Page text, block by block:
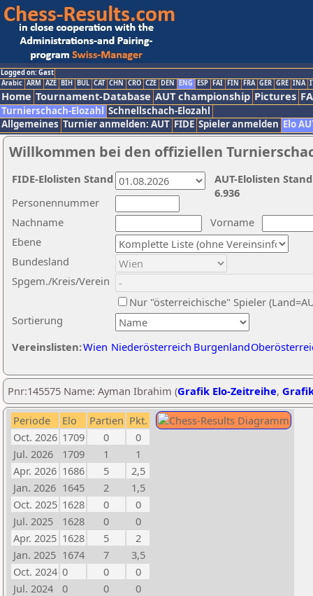
Logged on: Gast
Arabic ARM AZE BIH BUL CAT CHN CRO CZE DEN ENG ESP FAI FIN FRA GER GRE INA
Home Tournament-Database AUT championship Pictures
Turnierschach-Elozahl Schnellschach-Elozahl
Allgemeines Turnier anmelden: AUT FIDE Spieler anmelden Elo
Willkommen bei den offiziellen
Nachname
Vorname
Ebene
Sortierung
Personennummer
Bundesland
Spgem./Kreis/Verein
Nur "österreichische" Spieler
Vereinslisten:Wien Niederösterreich Burgenland
AUT-Elolisten
6.936
FIDE-Elolisten Stand
Pnr:145575 Name: Ayman Ibrahim (Grafik Elo-Zeitreihe,
Periode Elo Partien Pkt.
Oct. 2026 1709 0
0
Jul. 2026
1709 1
1
Apr. 2026 1686 5
2,5
Jan. 2026 1645 2
1,5
Oct. 2025 1628 0
0
Jul. 2025
1628 0
0
Apr. 2025 1628 5
2
Jan. 2025 1674 7
3,5
Oct. 2024 0 0
0
Jul. 2024
0 0
0